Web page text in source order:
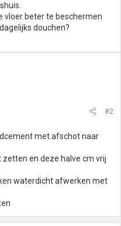
vloer beter te beschermen
douchen?
#2
met afschot naar
en deze halve cm vrij
waterdicht afwerken met